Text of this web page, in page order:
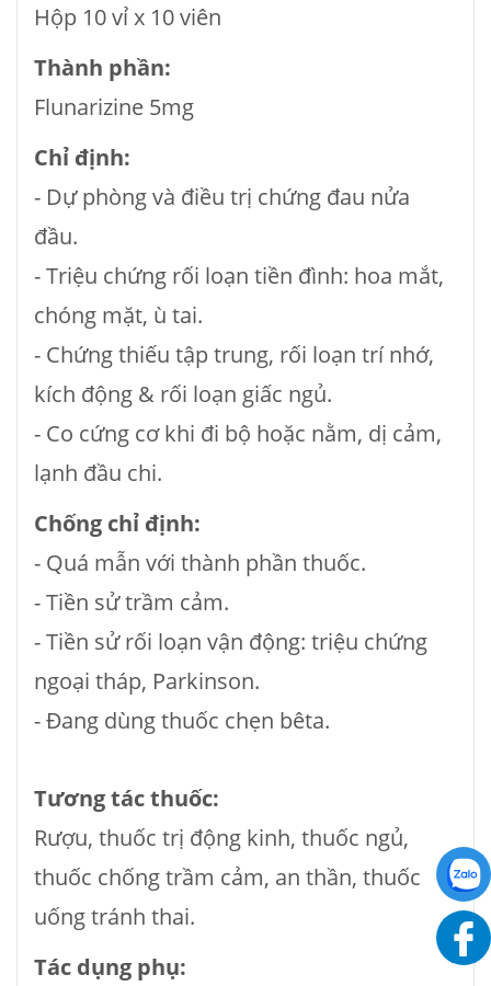
Hộp 10 vỉ x 10 viên
Thành phần:
Flunarizine 5mg
Chỉ định:
- Dự phòng và điều trị chứng đau nửa
đầu.
- Triệu chứng rối loạn tiền đình: hoa mắt,
chóng mặt, ù tai.
- Chứng thiếu tập trung, rối loạn trí nhớ,
kích động & rối loạn giấc ngủ.
- Co cứng cơ khi đi bộ hoặc nằm, dị cảm,
lạnh đầu chi.
Chống chỉ định:
- Quá mẫn với thành phần thuốc.
- Tiền sử trầm cảm.
- Tiền sử rối loạn vận động: triệu chứng
ngoại tháp, Parkinson.
- Ðang dùng thuốc chẹn bêta.
Tương tác thuốc:
Rượu, thuốc trị động kinh, thuốc ngủ,
thuốc chống trầm cảm, an thần, thuốc
uống tránh thai.
Tác dụng phụ: